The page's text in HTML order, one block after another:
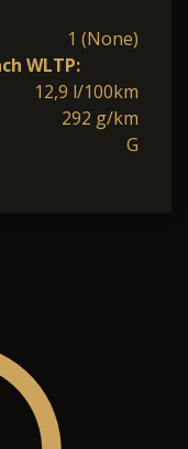
1 (None)
WLTP:
12,9 l/100km
292 g/km
G